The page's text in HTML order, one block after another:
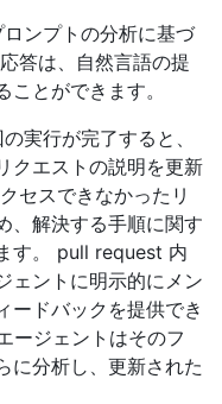
ンプトの分析に基づ
答は、自然言語の提
とができます。
実行が完了すると、
クエストの説明を更新
セスできなかったリ
、解決する手順に関す
す。 pull request 内
ェントに明示的にメン
ードバックを提供でき
ージェントはそのフ
に分析し、更新された